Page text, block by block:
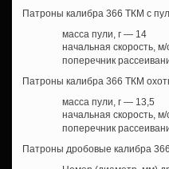
Патроны калибра 366 ТКМ с
масса пули, г — 14
начальная скорость,
поперечник
Патроны калибра 366 ТКМ
масса пули, г — 13,5
начальная скорость,
поперечник
Патроны дробовые калибра